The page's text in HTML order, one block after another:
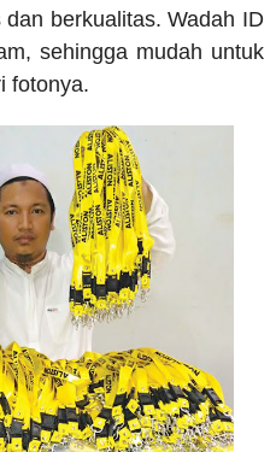
berkualitas. Wadah ID
sehingga mudah untuk
fotonya.